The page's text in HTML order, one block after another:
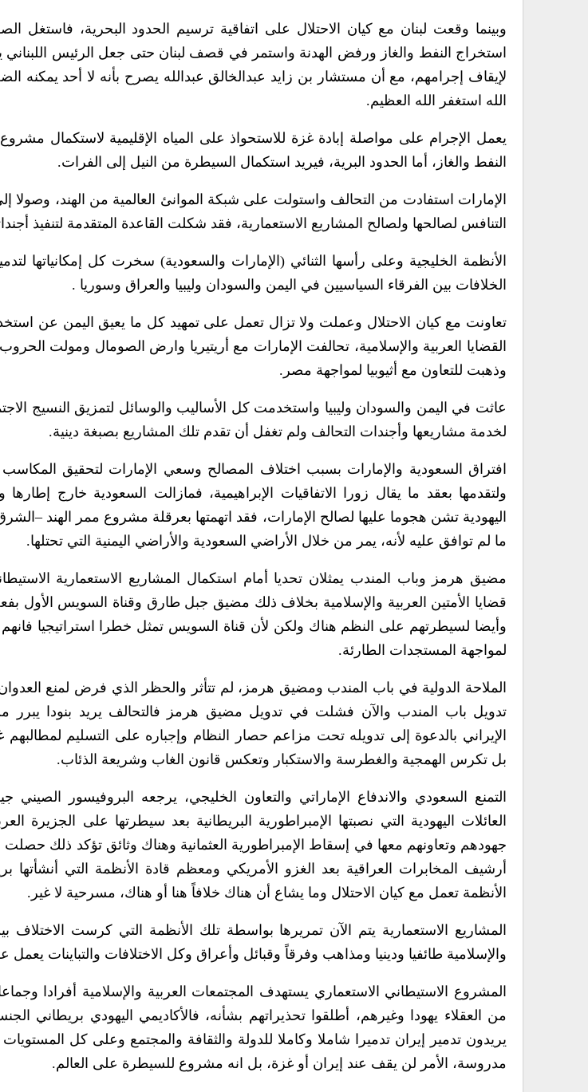
وبينما وقعت لبنان مع كيان الاحتلال على اتفاقية ترسيم الحدود البحرية، فاستغل
استخراج النفط والغاز ورفض الهدنة واستمر في قصف لبنان حتى جعل الرئيس اللبناني
لإيقاف إجرامهم، مع أن مستشار بن زايد عبدالخالق عبدالله يصرح بأنه لا أحد
الله استغفر الله العظيم.
يعمل الإجرام على مواصلة إبادة غزة للاستحواذ على المياه الإقليمية لاستكمال
النفط والغاز، أما الحدود البرية، فيريد استكمال السيطرة من النيل إلى الفرات.
الإمارات استفادت من التحالف واستولت على شبكة الموانئ العالمية من الهند، وصولا
التنافس لصالحها ولصالح المشاريع الاستعمارية، فقد شكلت القاعدة المتقدمة لتنفيذ
الأنظمة الخليجية وعلى رأسها الثنائي (الإمارات والسعودية) سخرت كل إمكانياتها
الخلافات بين الفرقاء السياسيين في اليمن والسودان وليبيا والعراق وسوريا .
تعاونت مع كيان الاحتلال وعملت ولا تزال تعمل على تمهيد كل ما يعيق اليمن عن
القضايا العربية والإسلامية، تحالفت الإمارات مع أريتيريا وارض الصومال ومولت
وذهبت للتعاون مع أثيوبيا لمواجهة مصر.
عاثت في اليمن والسودان وليبيا واستخدمت كل الأساليب والوسائل لتمزيق النسيج
لخدمة مشاريعها وأجندات التحالف ولم تغفل أن تقدم تلك المشاريع بصبغة دينية.
افتراق السعودية والإمارات بسبب اختلاف المصالح وسعي الإمارات لتحقيق
ولتقدمها بعقد ما يقال زورا الاتفاقيات الإبراهيمية، فمازالت السعودية خارج
اليهودية تشن هجوما عليها لصالح الإمارات، فقد اتهمتها بعرقلة مشروع ممر الهند
ما لم توافق عليه لأنه، يمر من خلال الأراضي السعودية والأراضي اليمنية التي تحتلها.
مضيق هرمز وباب المندب يمثلان تحديا أمام استكمال المشاريع الاستعمارية
قضايا الأمتين العربية والإسلامية بخلاف ذلك مضيق جبل طارق وقناة السويس الأول
وأيضا لسيطرتهم على النظم هناك ولكن لأن قناة السويس تمثل خطرا استراتيجيا
لمواجهة المستجدات الطارئة.
الملاحة الدولية في باب المندب ومضيق هرمز، لم تتأثر والحظر الذي فرض لمنع
تدويل باب المندب والآن فشلت في تدويل مضيق هرمز فالتحالف يريد بنودا يبرر
الإيراني بالدعوة إلى تدويله تحت مزاعم حصار النظام وإجباره على التسليم لمطالبهم
بل تكرس الهمجية والغطرسة والاستكبار وتعكس قانون الغاب وشريعة الذئاب.
التمنع السعودي والاندفاع الإماراتي والتعاون الخليجي، يرجعه البروفيسور
العائلات اليهودية التي نصبتها الإمبراطورية البريطانية بعد سيطرتها على الجزيرة
جهودهم وتعاونهم معها في إسقاط الإمبراطورية العثمانية وهناك وثائق تؤكد ذلك حصلت
أرشيف المخابرات العراقية بعد الغزو الأمريكي ومعظم قادة الأنظمة التي أنشأتها
الأنظمة تعمل مع كيان الاحتلال وما يشاع أن هناك خلافاً هنا أو هناك، مسرحية لا غير.
المشاريع الاستعمارية يتم الآن تمريرها بواسطة تلك الأنظمة التي كرست الاختلاف
والإسلامية طائفيا ودينيا ومذاهب وفرقاً وقبائل وأعراق وكل الاختلافات والتباينات يعمل
المشروع الاستيطاني الاستعماري يستهدف المجتمعات العربية والإسلامية أفرادا
من العقلاء يهودا وغيرهم، أطلقوا تحذيراتهم بشأنه، فالأكاديمي اليهودي بريطاني
يريدون تدمير إيران تدميرا شاملا وكاملا للدولة والثقافة والمجتمع وعلى كل
مدروسة، الأمر لن يقف عند إيران أو غزة، بل انه مشروع للسيطرة على العالم.